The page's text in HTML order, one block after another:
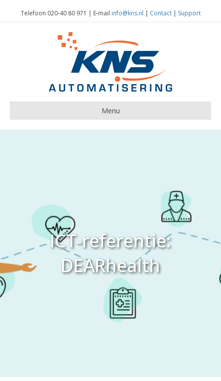
Telefoon 020-40 80 971 | E-mail info@kns.nl | Contact| Support
Menu
ICT-referentie:
DEARhealth